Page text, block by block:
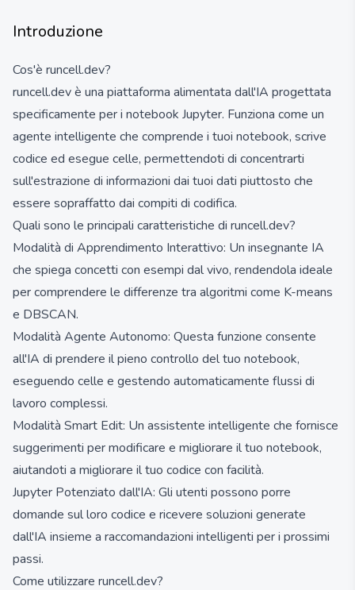
Introduzione
Cos'è runcell.dev?
runcell.dev è una piattaforma alimentata dall'IA progettata
specificamente per i notebook Jupyter. Funziona come un
agente intelligente che comprende i tuoi notebook, scrive
codice ed esegue celle, permettendoti di concentrarti
sull'estrazione di informazioni dai tuoi dati piuttosto che
essere sopraffatto dai compiti di codifica.
Quali sono le principali caratteristiche di runcell.dev?
Modalità di Apprendimento Interattivo: Un insegnante IA
che spiega concetti con esempi dal vivo, rendendola ideale
per comprendere le differenze tra algoritmi come K-means
e DBSCAN.
Modalità Agente Autonomo: Questa funzione consente
all'IA di prendere il pieno controllo del tuo notebook,
eseguendo celle e gestendo automaticamente flussi di
lavoro complessi.
Modalità Smart Edit: Un assistente intelligente che fornisce
suggerimenti per modificare e migliorare il tuo notebook,
aiutandoti a migliorare il tuo codice con facilità.
Jupyter Potenziato dall'IA: Gli utenti possono porre
domande sul loro codice e ricevere soluzioni generate
dall'IA insieme a raccomandazioni intelligenti per i prossimi
passi.
Come utilizzare runcell.dev?